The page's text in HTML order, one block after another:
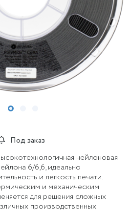
Под заказ
нейлоновая
6/6,6, идеально
и легкость печати.
и механическим
для решения сложных
производственных